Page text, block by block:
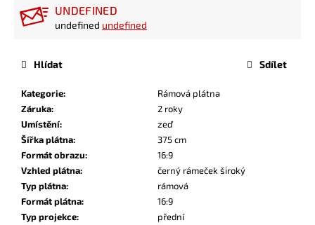
UNDEFINED
undefined undefined
Kategorie:
Rámová plátna
Záruka:
2 roky
Umístění:
zeď
Šířka plátna:
375 cm
Formát obrazu:
16:9
Vzhled plátna:
černý rámeček široký
Typ plátna:
rámová
Formát plátna:
16:9
Typ projekce:
přední
Hlídat Sdílet